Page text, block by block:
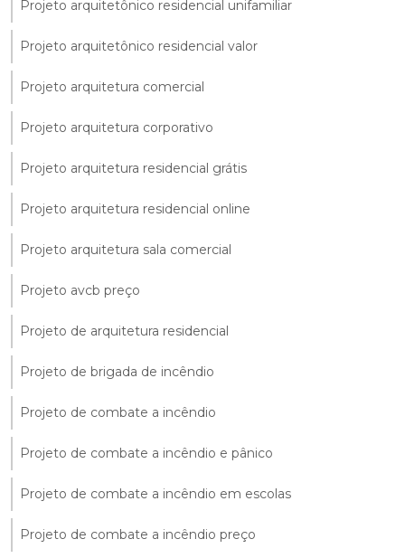
Projeto arquitetônico residencial unifamiliar
Projeto arquitetônico residencial valor
Projeto arquitetura comercial
Projeto arquitetura corporativo
Projeto arquitetura residencial grátis
Projeto arquitetura residencial online
Projeto arquitetura sala comercial
Projeto avcb preço
Projeto de arquitetura residencial
Projeto de brigada de incêndio
Projeto de combate a incêndio
Projeto de combate a incêndio e pânico
Projeto de combate a incêndio em escolas
Projeto de combate a incêndio preço